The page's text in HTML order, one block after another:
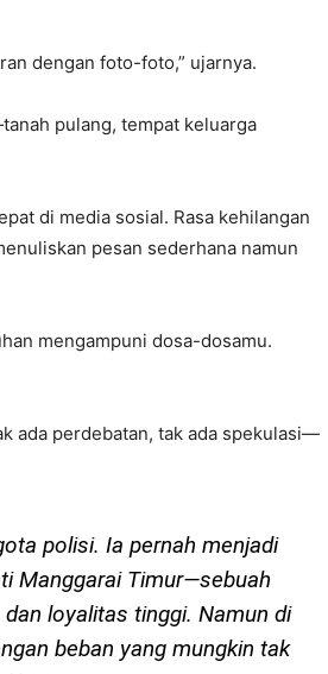
dengan foto-foto,” ujarnya.
pulang, tempat keluarga
di media sosial. Rasa kehilangan
pesan sederhana namun
mengampuni dosa-dosamu.
ada perdebatan, tak ada spekulasi—
polisi. Ia pernah menjadi
Manggarai Timur—sebuah
loyalitas tinggi. Namun di
beban yang mungkin tak